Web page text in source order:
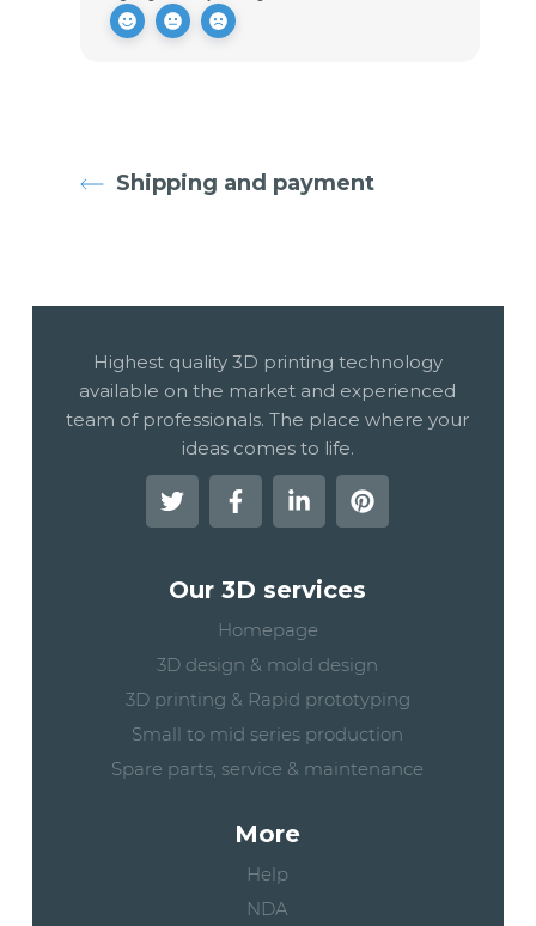
Shipping and payment
Highest quality 3D printing technology
available on the market and experienced
team of professionals. The place where your
ideas comes to life.
Our 3D services
Homepage
3D design & mold design
3D printing & Rapid prototyping
Small to mid series production
Spare parts, service & maintenance
More
Help
NDA